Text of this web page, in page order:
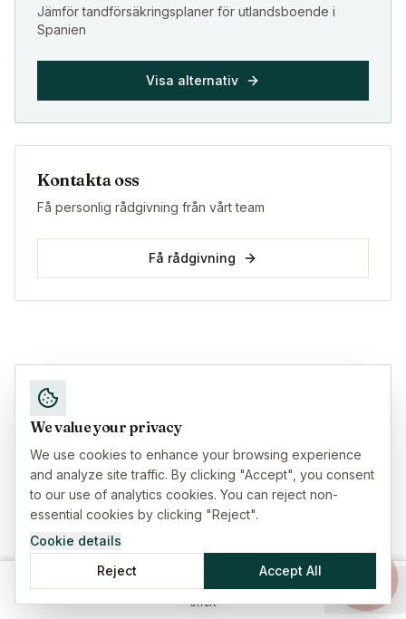
Jämför tandförsäkringsplaner för utlandsboende i
Spanien
Visa alternativ
Kontakta oss
Få personlig rådgivning från vårt team
Få rådgivning
Offert
We value your privacy
We use cookies to enhance your browsing experience
and analyze site traffic. By clicking "Accept", you consent
to our use of analytics cookies. You can reject non-
essential cookies by clicking "Reject".
Cookie details
Reject
Accept All